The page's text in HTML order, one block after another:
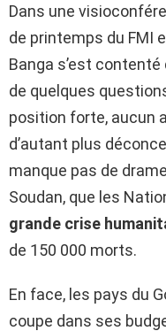
Dans une
de printemps du FMI
Banga s’est contenté
de quelques
position forte, aucun
d’autant plus
manque pas de
Soudan, que les
grande crise
de 150 000 morts.
En face, les pays du
coupe dans ses